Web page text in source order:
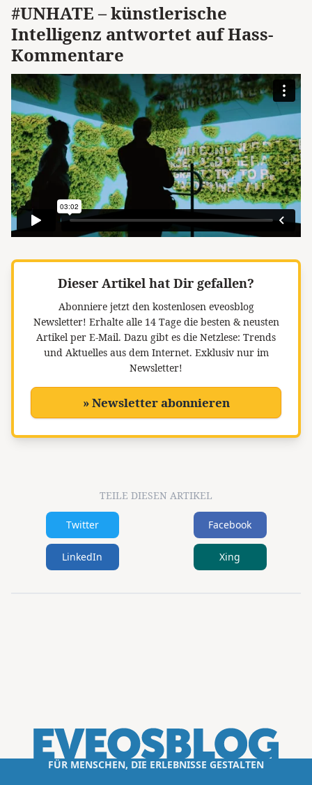
#UNHATE – künstlerische
Intelligenz antwortet auf Hass-
Kommentare
Dieser Artikel hat Dir gefallen?
Abonniere jetzt den kostenlosen eveosblog
Newsletter! Erhalte alle 14 Tage die besten & neusten
Artikel per E-Mail. Dazu gibt es die Netzlese: Trends
und Aktuelles aus dem Internet. Exklusiv nur im
Newsletter!
» Newsletter abonnieren
TEILE DIESEN ARTIKEL
Twitter Facebook
LinkedIn Xing
FÜR MENSCHEN, DIE ERLEBNISSE GESTALTEN